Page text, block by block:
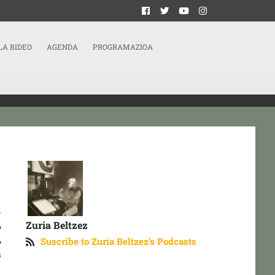
BIDEO AGENDA PROGRAMAZIOA
Zuria Beltzez
Suscribe to Zuria Beltzez's Podcasts